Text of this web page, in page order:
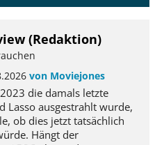
(Redaktion)
von Moviejones
die damals letzte
Lasso ausgestrahlt wurde,
ob dies jetzt tatsächlich
Hängt der